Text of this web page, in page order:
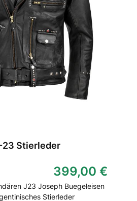
23 Stierleder
399,00 €
J23 Joseph Buegeleisen
Stierleder